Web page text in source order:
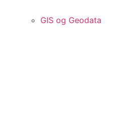
GIS og Geodata